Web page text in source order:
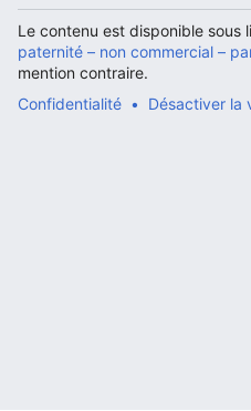
Ouvrir le menu principal
Le contenu est disponible sous
paternité – non commercial –
mention contraire.
Confidentialité
Désactiver la